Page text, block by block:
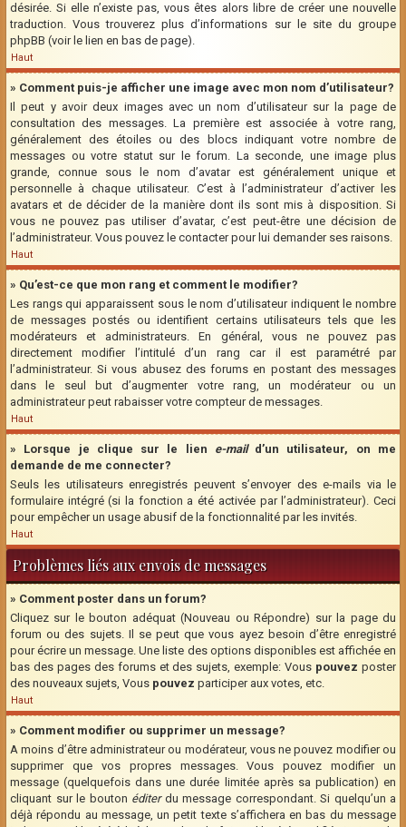
désirée. Si elle n’existe pas, vous êtes alors libre de créer une nouvelle
traduction. Vous trouverez plus d’informations sur le site du groupe
phpBB (voir le lien en bas de page).
Haut
» Comment puis-je afficher une image avec mon nom d’utilisateur?
Il peut y avoir deux images avec un nom d’utilisateur sur la page de
consultation des messages. La première est associée à votre rang,
généralement des étoiles ou des blocs indiquant votre nombre de
messages ou votre statut sur le forum. La seconde, une image plus
grande, connue sous le nom d’avatar est généralement unique et
personnelle à chaque utilisateur. C’est à l’administrateur d’activer les
avatars et de décider de la manière dont ils sont mis à disposition. Si
vous ne pouvez pas utiliser d’avatar, c’est peut-être une décision de
l’administrateur. Vous pouvez le contacter pour lui demander ses raisons.
Haut
» Qu’est-ce que mon rang et comment le modifier?
Les rangs qui apparaissent sous le nom d’utilisateur indiquent le nombre
de messages postés ou identifient certains utilisateurs tels que les
modérateurs et administrateurs. En général, vous ne pouvez pas
directement modifier l’intitulé d’un rang car il est paramétré par
l’administrateur. Si vous abusez des forums en postant des messages
dans le seul but d’augmenter votre rang, un modérateur ou un
administrateur peut rabaisser votre compteur de messages.
Haut
» Lorsque je clique sur le lien e-maild’un utilisateur, on me
demande de me connecter?
Seuls les utilisateurs enregistrés peuvent s’envoyer des e-mails via le
formulaire intégré (si la fonction a été activée par l’administrateur). Ceci
pour empêcher un usage abusif de la fonctionnalité par les invités.
Haut
Problèmes liés aux envois de messages
» Comment poster dans un forum?
Cliquez sur le bouton adéquat (Nouveau ou Répondre) sur la page du
forum ou des sujets. Il se peut que vous ayez besoin d’être enregistré
pour écrire un message. Une liste des options disponibles est affichée en
bas des pages des forums et des sujets, exemple: Vous pouvez poster
des nouveaux sujets, Vous pouvez participer aux votes, etc.
Haut
» Comment modifier ou supprimer un message?
A moins d’être administrateur ou modérateur, vous ne pouvez modifier ou
supprimer que vos propres messages. Vous pouvez modifier un
message (quelquefois dans une durée limitée après sa publication) en
cliquant sur le bouton éditerdu message correspondant. Si quelqu’un a
déjà répondu au message, un petit texte s’affichera en bas du message